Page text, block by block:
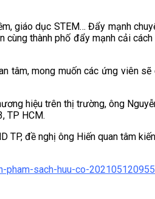
giáo dục STEM… Đẩy mạnh
thành phố đẩy mạnh cải
mong muốn các ứng viên
hiệu trên thị trường, ông
TP HCM.
đề nghị ông Hiến quan tâm
pham-sach-huu-co-